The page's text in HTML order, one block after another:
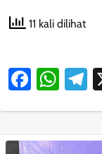
11 kali dilihat